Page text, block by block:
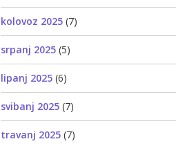
kolovoz 2025 (7)
srpanj 2025 (5)
lipanj 2025 (6)
svibanj 2025 (7)
travanj 2025 (7)